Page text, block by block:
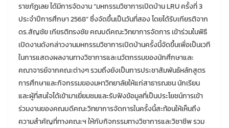
ราชภัฏเลย ได้มีการจัดงาน “มหกรรมวิชาการเปิดบ้าน LRU ครั้งที่ 3
ประจำปีการศึกษา 2568” ซึ่งจัดขึ้นเป็นวันที่สอง โดยได้รับเกียรติจาก
ดร.สัญชัย เกียรติทรงชัย คณบดีคณะวิทยาการจัดการ เข้าร่วมในพิธี
เปิดงานดังกล่าวงานมหกรรมวิชาการเปิดบ้านครั้งนี้จัดขึ้นเพื่อเป็นเวที
ในการแสดงผลงานทางวิชาการและนวัตกรรมของนักศึกษาและ
คณาจารย์จากคณะต่างๆ รวมถึงยังเป็นการประชาสัมพันธ์หลักสูตร
การศึกษาและกิจกรรมของมหาวิทยาลัยให้แก่สาธารณชน นักเรียน
และผู้ที่สนใจได้เข้ามาเยี่ยมชมและรับฟังข้อมูลที่เป็นประโยชน์การเข้า
ร่วมงานของคณบดีคณะวิทยาการจัดการในครั้งนี้สะท้อนให้เห็นถึง
ความสำคัญที่ทางคณะฯ ให้กับกิจกรรมทางวิชาการและวิชาชีพ รวม